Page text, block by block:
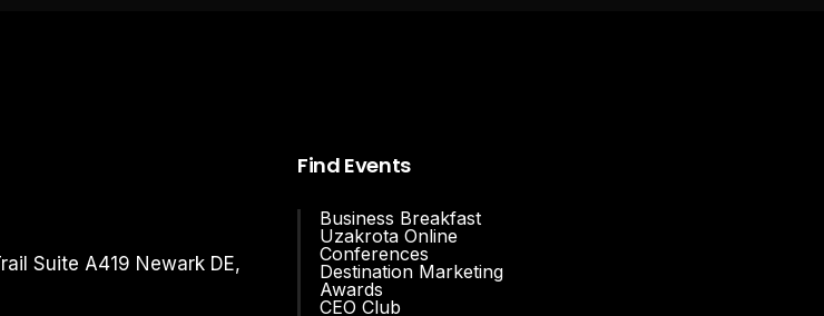
Suite A419 Newark DE,
Find Events
Business Breakfast
Uzakrota Online
Conferences
Destination Marketing
Awards
CEO Club